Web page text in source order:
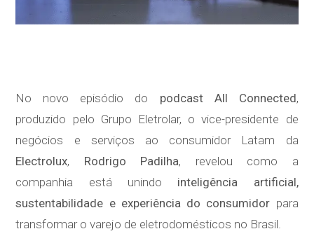
No novo episódio do podcast All Connected,
produzido pelo Grupo Eletrolar, o vice-presidente de
negócios e serviços ao consumidor Latam da
Electrolux, Rodrigo Padilha, revelou como a
companhia está unindo inteligência artificial,
sustentabilidade e experiência do consumidor para
transformar o varejo de eletrodomésticos no Brasil.